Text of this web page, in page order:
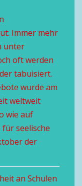
Immer mehr
unter
oft werden
tabuisiert.
wurde am
weltweit
wie auf
für seelische
der
an Schulen